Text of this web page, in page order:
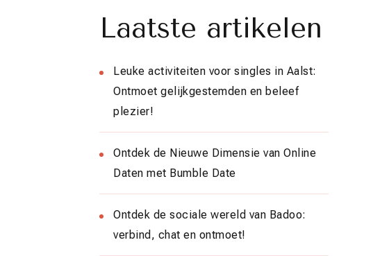
Laatste artikelen
Leuke activiteiten voor singles in Aalst:
Ontmoet gelijkgestemden en beleef
plezier!
Ontdek de Nieuwe Dimensie van Online
Daten met Bumble Date
Ontdek de sociale wereld van Badoo:
verbind, chat en ontmoet!